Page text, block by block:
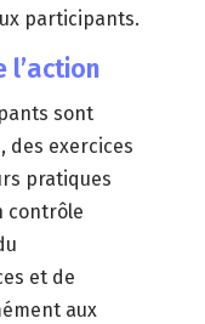
participants.
l’action
sont
des exercices
pratiques
contrôle
et de
aux